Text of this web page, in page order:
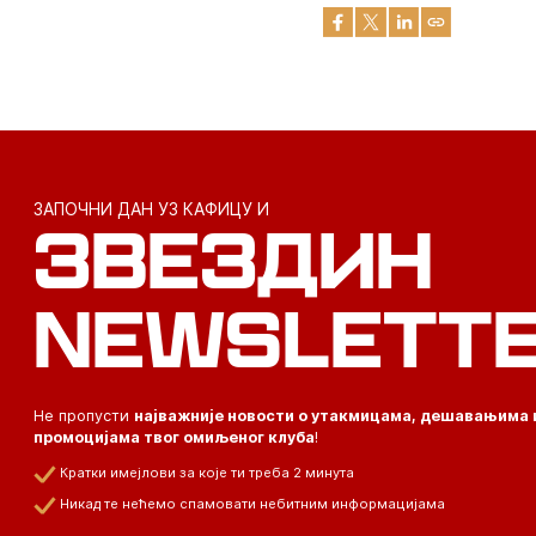
ЗАПОЧНИ ДАН УЗ КАФИЦУ И
ЗВЕЗДИН
Не пропусти најважније новости о утакмицама, дешавањима
промоцијама твог омиљеног клуба!
Кратки имејлови за које ти треба 2 минута
Никад те нећемо спамовати небитним информацијама